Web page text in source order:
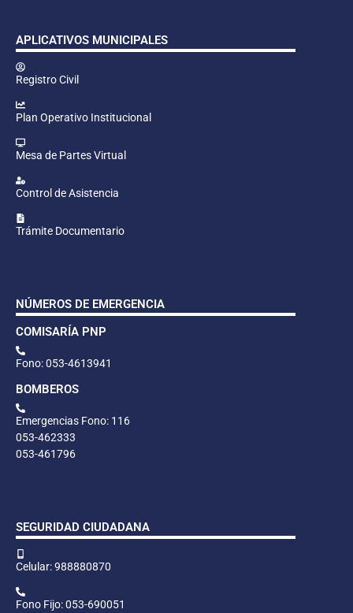
APLICATIVOS MUNICIPALES
Registro Civil
Plan Operativo Institucional
Mesa de Partes Virtual
Control de Asistencia
Trámite Documentario
NÚMEROS DE EMERGENCIA
COMISARÍA PNP
Fono: 053-4613941
BOMBEROS
Emergencias Fono: 116
053-462333
053-461796
SEGURIDAD CIUDADANA
Celular: 988880870
Fono Fijo: 053-690051